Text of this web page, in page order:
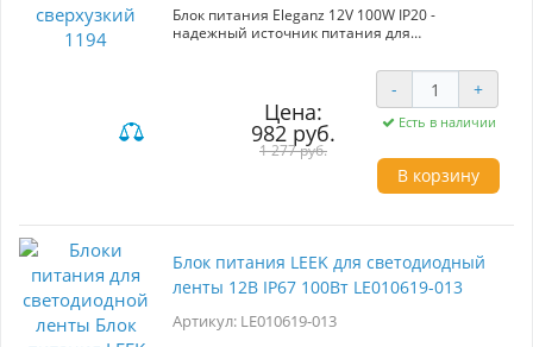
Блок питания Eleganz 12V 100W IP20 -
надежный источник питания для
Преобразует 220В переменный ток в 12В
постоянный, обеспечивая стабильную работу
устройств. Сверхузкий корпус подходит для
установки в ограниченных пространствах.
Рекомендуется учитывать запас мощности
+20% для повышения долговечности.
Основные характеристики: напряжение 12В,
мощность 100W, производитель Eleganz.
Цена:
982 руб.
1 277 руб.
- +
Есть в наличии
В корзину
Блок питания LEEK для светодиодный
ленты 12В IP67 100Вт LE010619-013
Артикул: LE010619-013